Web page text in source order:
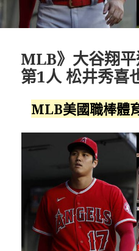
MLB》大谷翔
第1人 松井秀喜
MLB美國職棒體